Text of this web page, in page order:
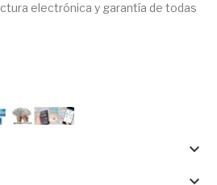
electrónica y garantía de todas
keyboard_arrow_down